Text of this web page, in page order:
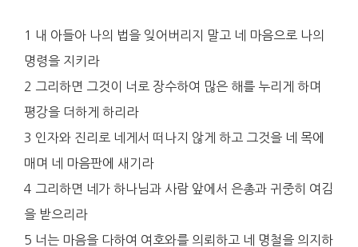
1 내 아들아 나의 법을 잊어버리지 말고 네 마음으로 나의
명령을 지키라
2 그리하면 그것이 너로 장수하여 많은 해를 누리게 하며
평강을 더하게 하리라
3 인자와 진리로 네게서 떠나지 않게 하고 그것을 네 목에
매며 네 마음판에 새기라
4 그리하면 네가 하나님과 사람 앞에서 은총과 귀중히 여김
을 받으리라
5 너는 마음을 다하여 여호와를 의뢰하고 네 명철을 의지하